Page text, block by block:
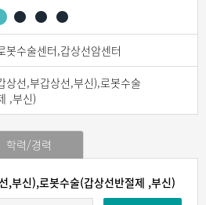
봇수술센터,갑상선암센터
상선,부갑상선,부신),로봇수술
,부신)
학력/경력
,부신),로봇수술(갑상선반절제 ,부신)